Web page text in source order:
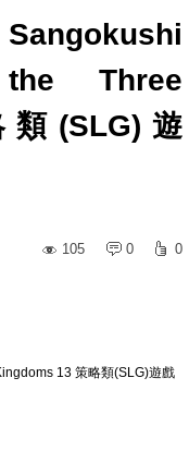
Three
(SLG)遊
105
0 0
13 策略類(SLG)遊戲